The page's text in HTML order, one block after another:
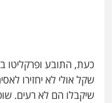
שקל אולי לא יחזירו
שיקבלו הם לא רעים.